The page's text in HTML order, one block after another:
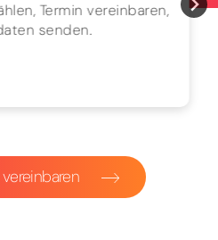
Termin vereinbaren,
senden.